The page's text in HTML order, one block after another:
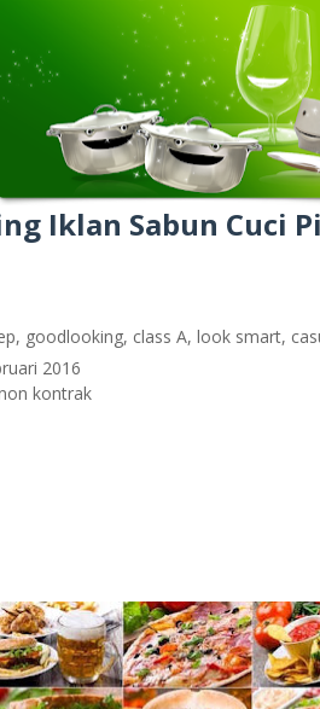
Iklan Sabun Cuci
goodlooking, class A, look smart,
2016
kontrak